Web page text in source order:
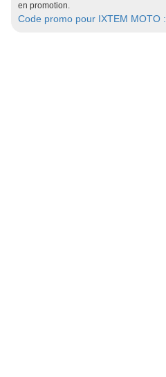
en promotion.
Code promo pour IXTEM MOTO :